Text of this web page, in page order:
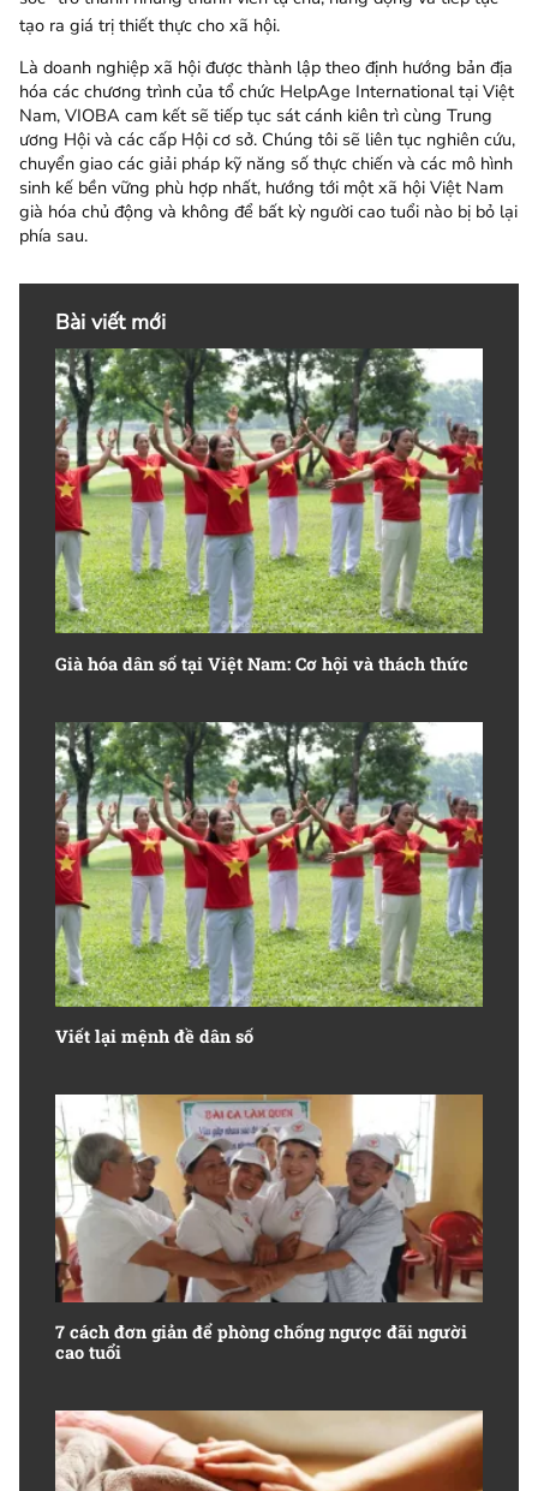
tạo ra giá trị thiết thực cho xã hội.
Là doanh nghiệp xã hội được thành lập theo định hướng bản địa
hóa các chương trình của tổ chức HelpAge International tại Việt
Nam, VIOBA cam kết sẽ tiếp tục sát cánh kiên trì cùng Trung
ương Hội và các cấp Hội cơ sở. Chúng tôi sẽ liên tục nghiên cứu,
chuyển giao các giải pháp kỹ năng số thực chiến và các mô hình
sinh kế bền vững phù hợp nhất, hướng tới một xã hội Việt Nam
già hóa chủ động và không để bất kỳ người cao tuổi nào bị bỏ lại
phía sau.
Bài viết mới
Già hóa dân số tại Việt Nam: Cơ hội và thách thức
Viết lại mệnh đề dân số
7 cách đơn giản để phòng chống ngược đãi người
cao tuổi